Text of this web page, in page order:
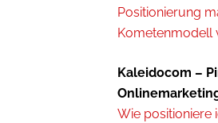
Positionierung
Kometenmodell
Kaleidocom –
Wie positioniere